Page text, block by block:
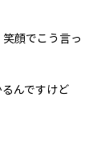
顔でこう言っ
んですけど